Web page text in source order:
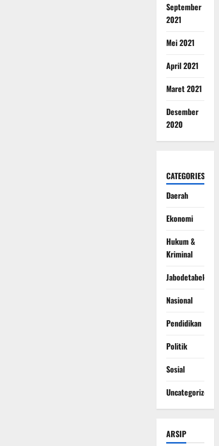
September
2021
Mei 2021
April 2021
Maret 2021
Desember
2020
CATEGORIES
Daerah
Ekonomi
Hukum &
Kriminal
Jabodetabek
Nasional
Pendidikan
Politik
Sosial
Uncategorized
ARSIP